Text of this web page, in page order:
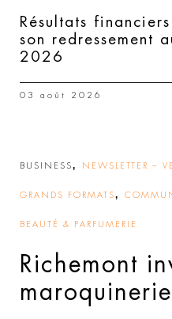
Résultats
son redressement
2026
03 août 2026
BUSINESS, NEWSLETTER –
GRANDS FORMATS,
BEAUTÉ & PARFUMERIE
Richemont